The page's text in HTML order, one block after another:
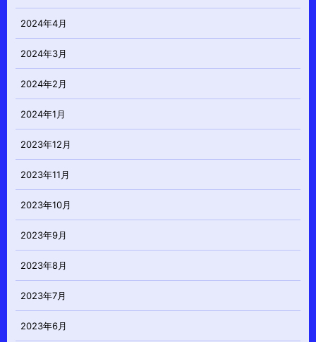
2024年4月
2024年3月
2024年2月
2024年1月
2023年12月
2023年11月
2023年10月
2023年9月
2023年8月
2023年7月
2023年6月